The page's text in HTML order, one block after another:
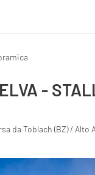
-
da Toblach (BZ) / Alto